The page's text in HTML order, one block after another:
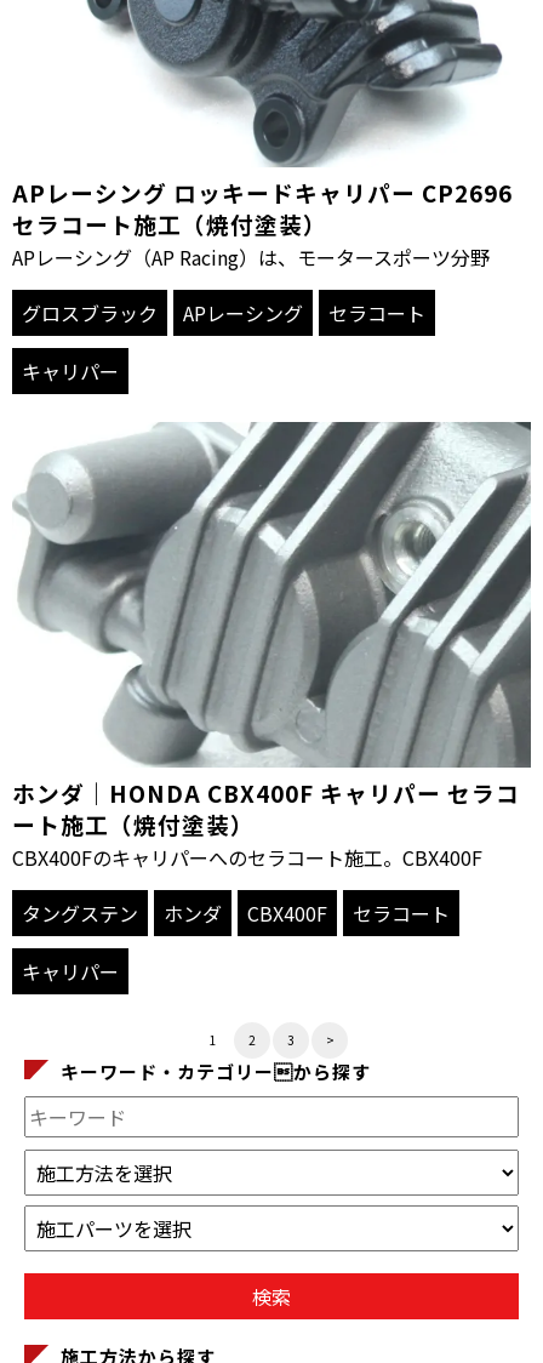
APレーシング ロッキードキャリパー CP2696
セラコート施工（焼付塗装）
APレーシング（AP Racing）は、モータースポーツ分野
グロスブラック
APレーシング
セラコート
キャリパー
ホンダ｜HONDA CBX400F キャリパー セラコ
ート施工（焼付塗装）
CBX400Fのキャリパーへのセラコート施工。CBX400F
タングステン
ホンダ CBX400F
セラコート
キャリパー
1 2 3 >
キーワード・カテゴリーから探す
施工方法から探す